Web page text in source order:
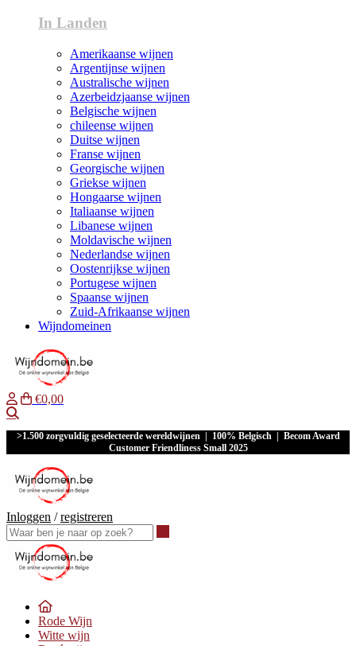
In Landen
Amerikaanse wijnen
Argentijnse wijnen
Australische wijnen
Azerbeidzjaanse wijnen
Belgische wijnen
chileense wijnen
Duitse wijnen
Franse wijnen
Georgische wijnen
Griekse wijnen
Hongaarse wijnen
Italiaanse wijnen
Libanese wijnen
Moldavische wijnen
Nederlandse wijnen
Oostenrijkse wijnen
Portugese wijnen
Spaanse wijnen
Zuid-Afrikaanse wijnen
Wijndomeinen
€0,00
>1.500 zorgvuldig geselecteerde wereldwijnen | 100% Belgisch | Becom Award
Customer Friendliness Small 2025
Inloggen /registreren
Rode Wijn
Witte wijn